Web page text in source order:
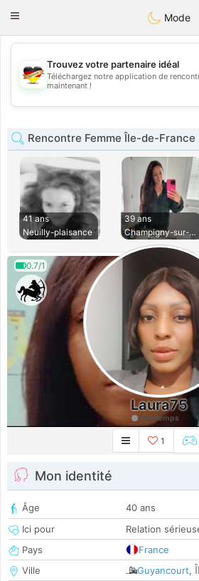
Deutsch
Toggle
Mode
💖
💕
Trouvez votre partenaire idéal
Téléchargez notre application de
maintenant !
Rencontre Femme Île-de-France
41 ans
Neuilly-plaisance
39 ans
Champigny-sur-Marn
0.7/1
Laura75
longtemps
1
Mon identité
Âge
40 ans
Ici pour
Relation
Pays
France
Ville
Guyancourt,